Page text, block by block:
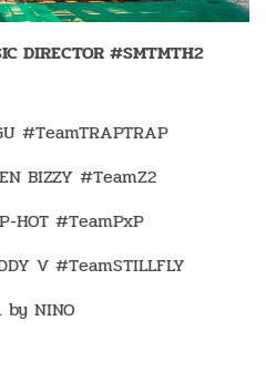
DIRECTOR #SMTMTH2
#TeamTRAPTRAP
BIZZY #TeamZ2
HOT #TeamPxP
V #TeamSTILLFLY
by NINO